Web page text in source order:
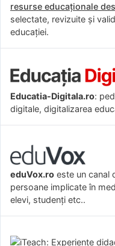
resurse educaționale
selectate, revizuite și
educației.
Educatia-Digitala.ro:
digitale, digitalizarea
eduVox.ro este un canal
persoane implicate în
elevi, studenți etc..